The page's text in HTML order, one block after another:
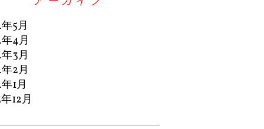
5月
4月
3月
2月
1月
12月